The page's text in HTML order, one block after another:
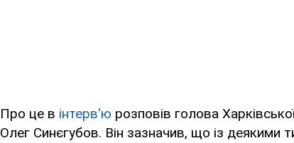
Про це в інтерв'ю розповів голова
Олег Синєгубов. Він зазначив, що із деякими